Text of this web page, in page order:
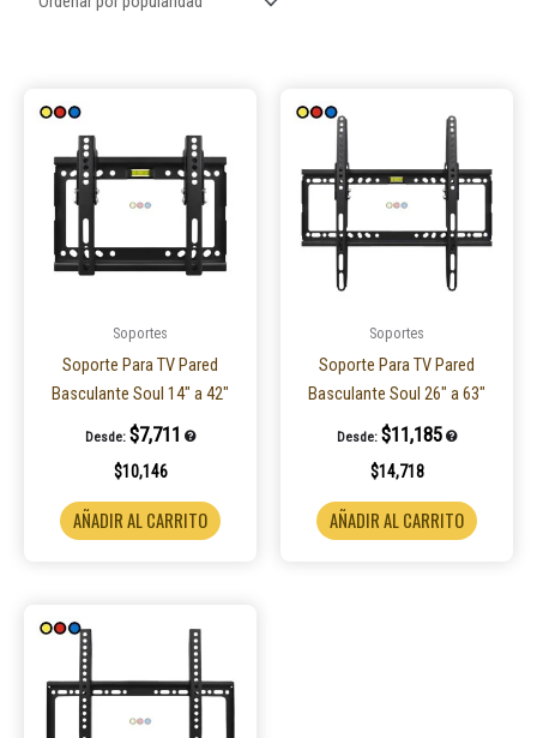
Soportes
Soporte Para TV Pared
Basculante Soul 14″ a 42″
Desde: $7,711
$10,146
AÑADIR AL CARRITO
Soportes
Soporte Para TV Pared
Basculante Soul 26″ a 63″
Desde: $11,185
$14,718
AÑADIR AL CARRITO